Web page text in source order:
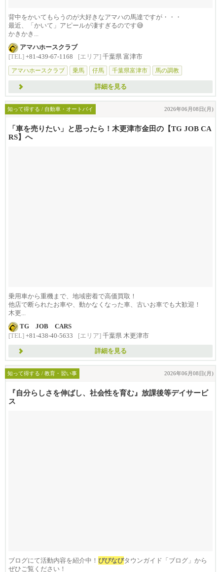
背中をかいてもらうのが大好きなアマハの馬達ですが・・・
最近、「かいて」アピールが凄すぎるのです😅
かきかき...
アマハホースクラブ
[TEL] +81-439-67-1168 [エリア] 千葉県 富津市
アマハホースクラブ
乗馬 仔馬 千葉県富津市 馬の調教
詳細を見る
知って得する / 自動車・オートバイ 2026年06月08日(月)
「車を売りたい」と思ったら！木更津市金田の【TG JOB CA
RS】へ
乗用車から重機まで、地域密着で高価買取！
他店で断られたお車や、動かなくなった車、古いお車でも大歓迎！
木更...
TG JOB CARS
[TEL] +81-438-40-5633 [エリア] 千葉県 木更津市
詳細を見る
知って得する / 教育・習い事 2026年06月08日(月)
『自分らしさを伸ばし、社会性を育む』放課後等デイサービ
ス
ブログにて活動内容を紹介中！ びびなびタウンガイド「ブログ」から
ぜひご覧ください！